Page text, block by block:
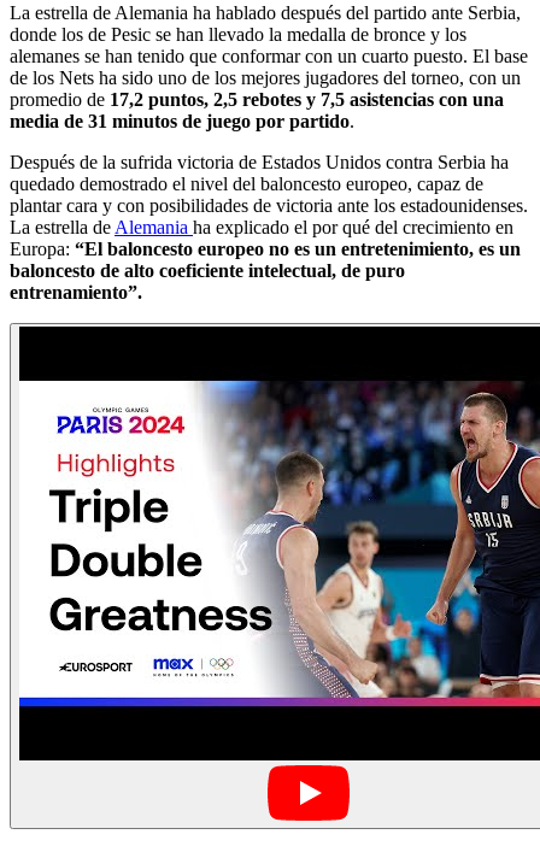
La estrella de Alemania ha hablado después del partido ante Serbia,
donde los de Pesic se han llevado la medalla de bronce y los
alemanes se han tenido que conformar con un cuarto puesto. El base
de los Nets ha sido uno de los mejores jugadores del torneo, con un
promedio de 17,2 puntos, 2,5 rebotes y 7,5 asistencias con una
media de 31 minutos de juego por partido.
Después de la sufrida victoria de Estados Unidos contra Serbia ha
quedado demostrado el nivel del baloncesto europeo, capaz de
plantar cara y con posibilidades de victoria ante los estadounidenses.
La estrella de Alemania ha explicado el por qué del crecimiento en
Europa: “El baloncesto europeo no es un entretenimiento, es un
baloncesto de alto coeficiente intelectual, de puro
entrenamiento”.